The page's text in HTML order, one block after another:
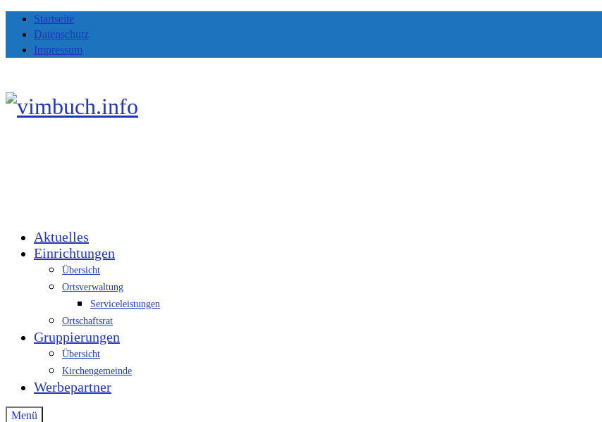
Startseite
Datenschutz
Impressum
Aktuelles
Einrichtungen
Übersicht
Ortsverwaltung
Serviceleistungen
Ortschaftsrat
Gruppierungen
Übersicht
Kirchengemeinde
Werbepartner
Menü